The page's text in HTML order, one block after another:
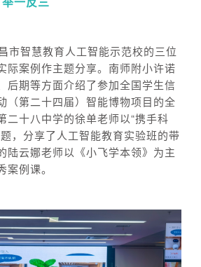
市智慧教育人工智能示范校的三位
际案例作主题分享。南师附小许诺
后期等方面介绍了参加全国学生信
（第二十四届）智能博物项目的全
二十八中学的徐单老师以“携手科
，分享了人工智能教育实验班的带
陆云娜老师以《小飞学本领》为主
例课。